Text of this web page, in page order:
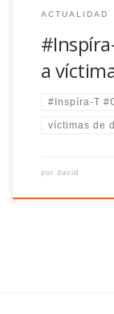
ACTUALIDAD
a
#Inspíra-T
víctimas de
por david